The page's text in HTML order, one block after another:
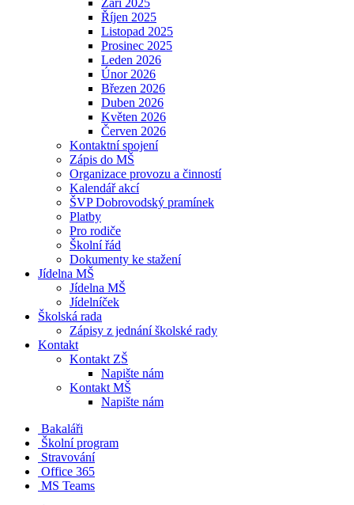
Září 2025
Říjen 2025
Listopad 2025
Prosinec 2025
Leden 2026
Únor 2026
Březen 2026
Duben 2026
Květen 2026
Červen 2026
Kontaktní spojení
Zápis do MŠ
Organizace provozu a činností
Kalendář akcí
ŠVP Dobrovodský pramínek
Platby
Pro rodiče
Školní řád
Dokumenty ke stažení
Jídelna MŠ
Jídelna MŠ
Jídelníček
Školská rada
Zápisy z jednání školské rady
Kontakt
Kontakt ZŠ
Napište nám
Kontakt MŠ
Napište nám
Bakaláři
Školní program
Stravování
Office 365
MS Teams